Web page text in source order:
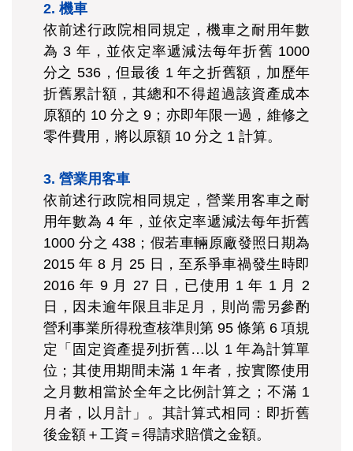
2. 機車
依前述行政院相同規定，機車之耐用年數
為 3 年，並依定率遞減法每年折舊 1000
分之 536，但最後 1 年之折舊額，加歷年
折舊累計額，其總和不得超過該資產成本
原額的 10 分之 9；亦即年限一過，維修之
零件費用，將以原額 10 分之 1 計算。
3. 營業用客車
依前述行政院相同規定，營業用客車之耐
用年數為 4 年，並依定率遞減法每年折舊
1000 分之 438；假若車輛原廠發照日期為
2015 年 8 月 25 日，至系爭車禍發生時即
2016 年 9 月 27 日，已使用 1 年 1 月 2
日，因未逾年限且非足月，則尚需另參酌
營利事業所得稅查核準則第 95 條第 6 項規
定「固定資產提列折舊…以 1 年為計算單
位；其使用期間未滿 1 年者，按實際使用
之月數相當於全年之比例計算之；不滿 1
月者，以月計」。其計算式相同：即折舊
後金額＋工資＝得請求賠償之金額。